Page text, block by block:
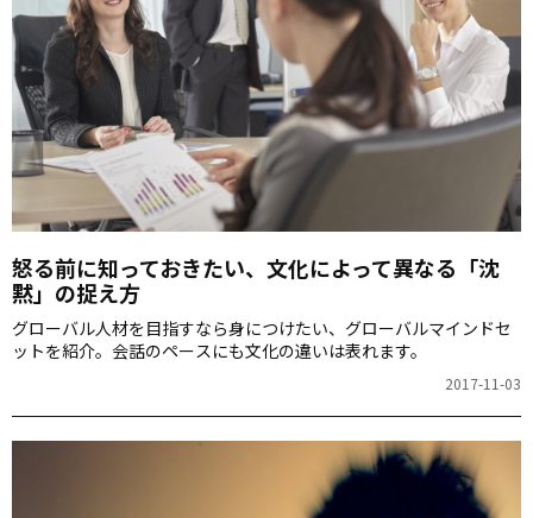
怒る前に知っておきたい、文化によって異なる「沈
黙」の捉え方
グローバル人材を目指すなら身につけたい、グローバルマインドセ
ットを紹介。会話のペースにも文化の違いは表れます。
2017-11-03